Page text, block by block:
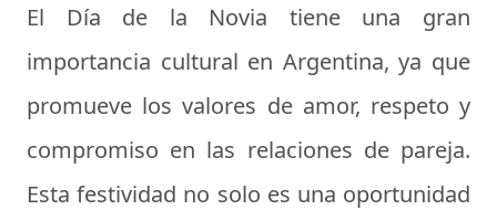
El Día de la Novia tiene una gran
importancia cultural en Argentina, ya que
promueve los valores de amor, respeto y
compromiso en las relaciones de pareja.
Esta festividad no solo es una oportunidad